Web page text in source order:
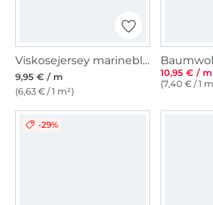
Viskosejersey marineblau
9,95 € / m
(6,63 € / 1 m²)
10,95 € / m
(7,40 € / 1
-29%